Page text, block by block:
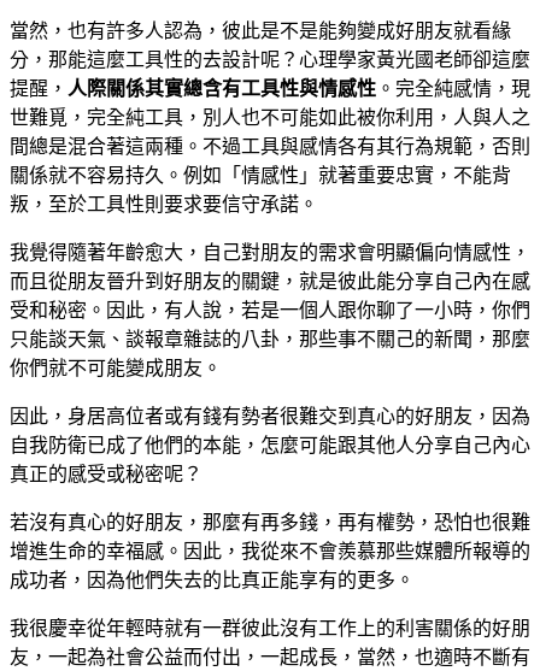
當然，也有許多人認為，彼此是不是能夠變成好朋友就看緣
分，那能這麼工具性的去設計呢？心理學家黃光國老師卻這麼
提醒， 人際關係其實總含有工具性與情感性 。完全純感情，現
世難覓，完全純工具，別人也不可能如此被你利用，人與人之
間總是混合著這兩種。不過工具與感情各有其行為規範，否則
關係就不容易持久。例如「情感性」就著重要忠實，不能背
叛，至於工具性則要求要信守承諾。
我覺得隨著年齡愈大，自己對朋友的需求會明顯偏向情感性，
而且從朋友晉升到好朋友的關鍵，就是彼此能分享自己內在感
受和秘密。因此，有人說，若是一個人跟你聊了一小時，你們
只能談天氣、談報章雜誌的八卦，那些事不關己的新聞，那麼
你們就不可能變成朋友。
因此，身居高位者或有錢有勢者很難交到真心的好朋友，因為
自我防衛已成了他們的本能，怎麼可能跟其他人分享自己內心
真正的感受或秘密呢？
若沒有真心的好朋友，那麼有再多錢，再有權勢，恐怕也很難
增進生命的幸福感。因此，我從來不會羨慕那些媒體所報導的
成功者，因為他們失去的比真正能享有的更多。
我很慶幸從年輕時就有一群彼此沒有工作上的利害關係的好朋
友，一起為社會公益而付出，一起成長，當然，也適時不斷有